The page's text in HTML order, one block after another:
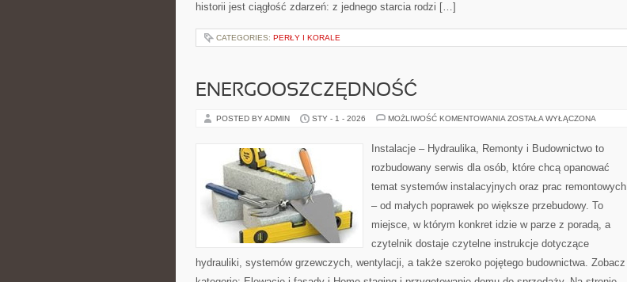
historii jest ciągłość zdarzeń: z jednego starcia rodzi […]
CATEGORIES: PERŁY I KORALE
ENERGOOSZCZĘDNOŚĆ
POSTED BY ADMIN STY - 1 - 2026 MOŻLIWOŚĆ KOMENTOWANIA ENERGOOSZCZĘDNOŚĆ
ZOSTAŁA WYŁĄCZONA
Instalacje – Hydraulika, Remonty i Budownictwo to
rozbudowany serwis dla osób, które chcą opanować
temat systemów instalacyjnych oraz prac remontowych
– od małych poprawek po większe przebudowy. To
miejsce, w którym konkret idzie w parze z poradą, a
czytelnik dostaje czytelne instrukcje dotyczące
hydrauliki, systemów grzewczych, wentylacji, a także szeroko pojętego budownictwa. Zobacz